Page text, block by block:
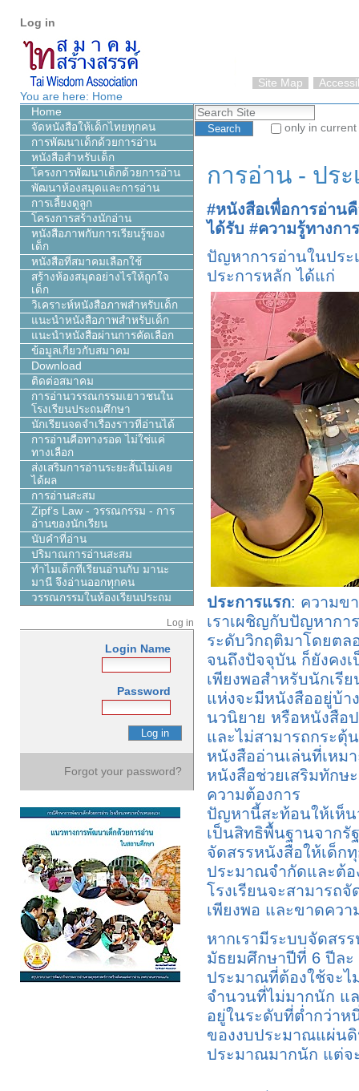
content.
Skip
to
navigation
Site Map
tools
Log in
You are here: Home
Search Site
only in current
การอ่าน - ปร
#หนังสือเพื่อการอ่าน
ได้รับ #ความรู้ทางกา
ปัญหาการอ่านในประ
ประการหลัก ได้แก่
ประการแรก: ความข
เราเผชิญกับปัญหากา
ระดับวิกฤติมาโดยตล
จนถึงปัจจุบัน ก็ยังคงเ
เพียงพอสำหรับนักเรี
แห่งจะมีหนังสืออยู่บ้า
นวนิยาย หรือหนังสือ
และไม่สามารถกระตุ้
หนังสืออ่านเล่นที่เหม
หนังสือช่วยเสริมทักษ
ความต้องการ
ปัญหานี้สะท้อนให้เห็น
เป็นสิทธิพื้นฐานจากรั
จัดสรรหนังสือให้เด็ก
ประมาณจำกัดและต้อ
โรงเรียนจะสามารถ
เพียงพอ และขาดควา
หากเรามีระบบจัดสร
มัธยมศึกษาปีที่ 6 ปีละ
ประมาณที่ต้องใช้จะไ
จำนวนที่ไม่มากนัก แ
อยู่ในระดับที่ต่ำกว่าห
ของงบประมาณแผ่นดิ
ประมาณมากนัก แต่จ
Home
จัดหนังสือให้เด็กไทยทุกคน
การพัฒนาเด็กด้วยการอ่าน
หนังสือสำหรับเด็ก
โครงการพัฒนาเด็กด้วยการอ่าน
พัฒนาห้องสมุดและการอ่าน
การเลี้ยงดูลูก
โครงการสร้างนักอ่าน
หนังสือภาพกับการเรียนรู้ของ
เด็ก
หนังสือที่สมาคมเลือกใช้
สร้างห้องสมุดอย่างไรให้ถูกใจ
เด็ก
วิเคราะห์หนังสือภาพสำหรับเด็ก
แนะนำหนังสือภาพสำหรับเด็ก
แนะนำหนังสือผ่านการคัดเลือก
ข้อมูลเกี่ยวกับสมาคม
Download
ติดต่อสมาคม
การอ่านวรรณกรรมเยาวชนใน
โรงเรียนประถมศึกษา
นักเรียนจดจำเรื่องราวที่อ่านได้
การอ่านคือทางรอด ไม่ใช่แค่
ทางเลือก
ส่งเสริมการอ่านระยะสั้นไม่เคย
ได้ผล
การอ่านสะสม
Zipf’s Law - วรรณกรรม - การ
อ่านของนักเรียน
นับคำที่อ่าน
ปริมาณการอ่านสะสม
ทำไมเด็กที่เรียนอ่านกับ มานะ
มานี จึงอ่านออกทุกคน
วรรณกรรมในห้องเรียนประถม
Log in
Login Name
Password
Forgot your password?